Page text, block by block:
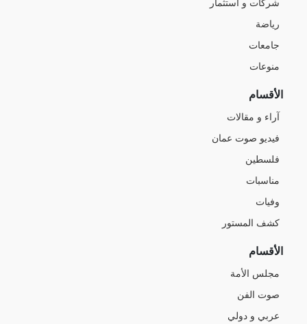
شركات و استثمار
رياضة
جامعات
منوعات
الأقسام
آراء و مقالات
فيديو صوت عمان
فلسطين
مناسبات
وفيات
كشف المستور
الأقسام
مجلس الأمة
صوت الفن
عربي و دولي